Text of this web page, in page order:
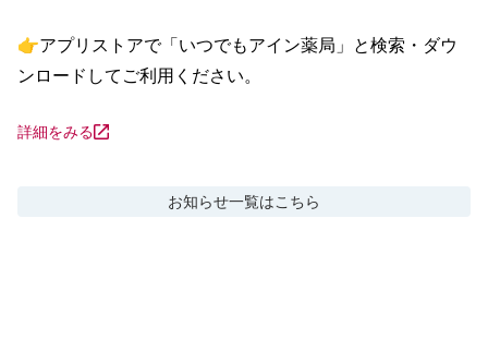
👉アプリストアで「いつでもアイン薬局」と検索・ダウ
ンロードしてご利用ください。
詳細をみる
お知らせ一覧はこちら